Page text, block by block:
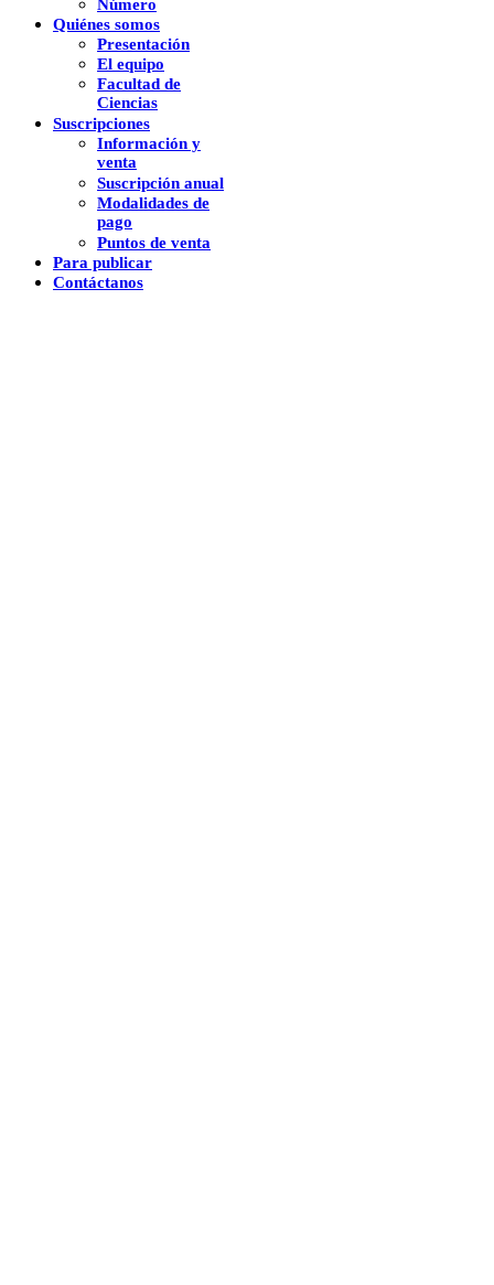
Número
Quiénes somos
Presentación
El equipo
Facultad de
Ciencias
Suscripciones
Información y
venta
Suscripción anual
Modalidades de
pago
Puntos de venta
Para publicar
Contáctanos